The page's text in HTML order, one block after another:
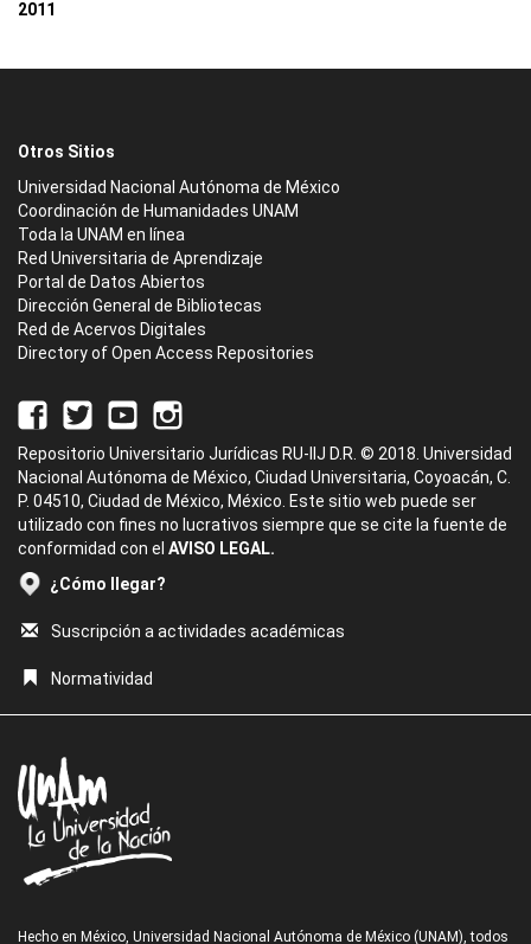
2011
Otros Sitios
Universidad Nacional Autónoma de México
Coordinación de Humanidades UNAM
Toda la UNAM en línea
Red Universitaria de Aprendizaje
Portal de Datos Abiertos
Dirección General de Bibliotecas
Red de Acervos Digitales
Directory of Open Access Repositories
Repositorio Universitario Jurídicas RU-IIJ D.R. © 2018. Universidad
Nacional Autónoma de México, Ciudad Universitaria, Coyoacán, C.
P. 04510, Ciudad de México, México. Este sitio web puede ser
utilizado con fines no lucrativos siempre que se cite la fuente de
conformidad con el AVISO LEGAL.
¿Cómo llegar?
Suscripción a actividades académicas
Normatividad
Hecho en México, Universidad Nacional Autónoma de México (UNAM), todos